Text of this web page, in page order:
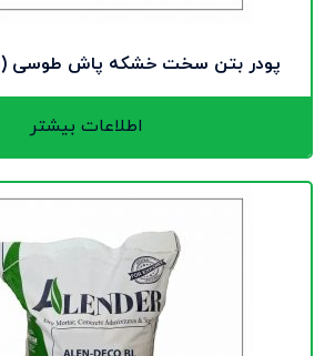
پودر بتن سخت خشکه پاش طوسی (ALEN-DRY G)
اطلاعات بیشتر